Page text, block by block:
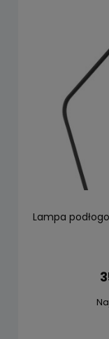
Lampa